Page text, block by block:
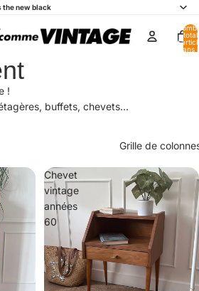
the new black
total
dans
!
buffets, chevets...
Grille de
Chevet
vintage
années
60